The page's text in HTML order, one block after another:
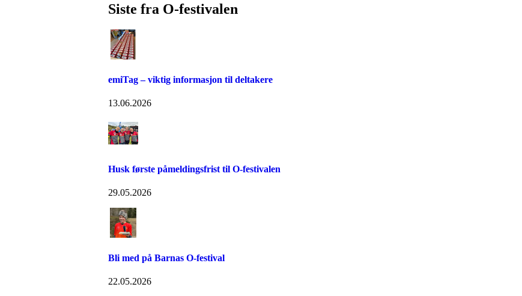
Siste fra O-festivalen
emiTag – viktig informasjon til deltakere
13.06.2026
Husk første påmeldingsfrist til O-festivalen
29.05.2026
Bli med på Barnas O-festival
22.05.2026